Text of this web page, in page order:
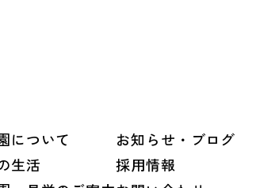
について
生活
お知らせ・ブログ
採用情報